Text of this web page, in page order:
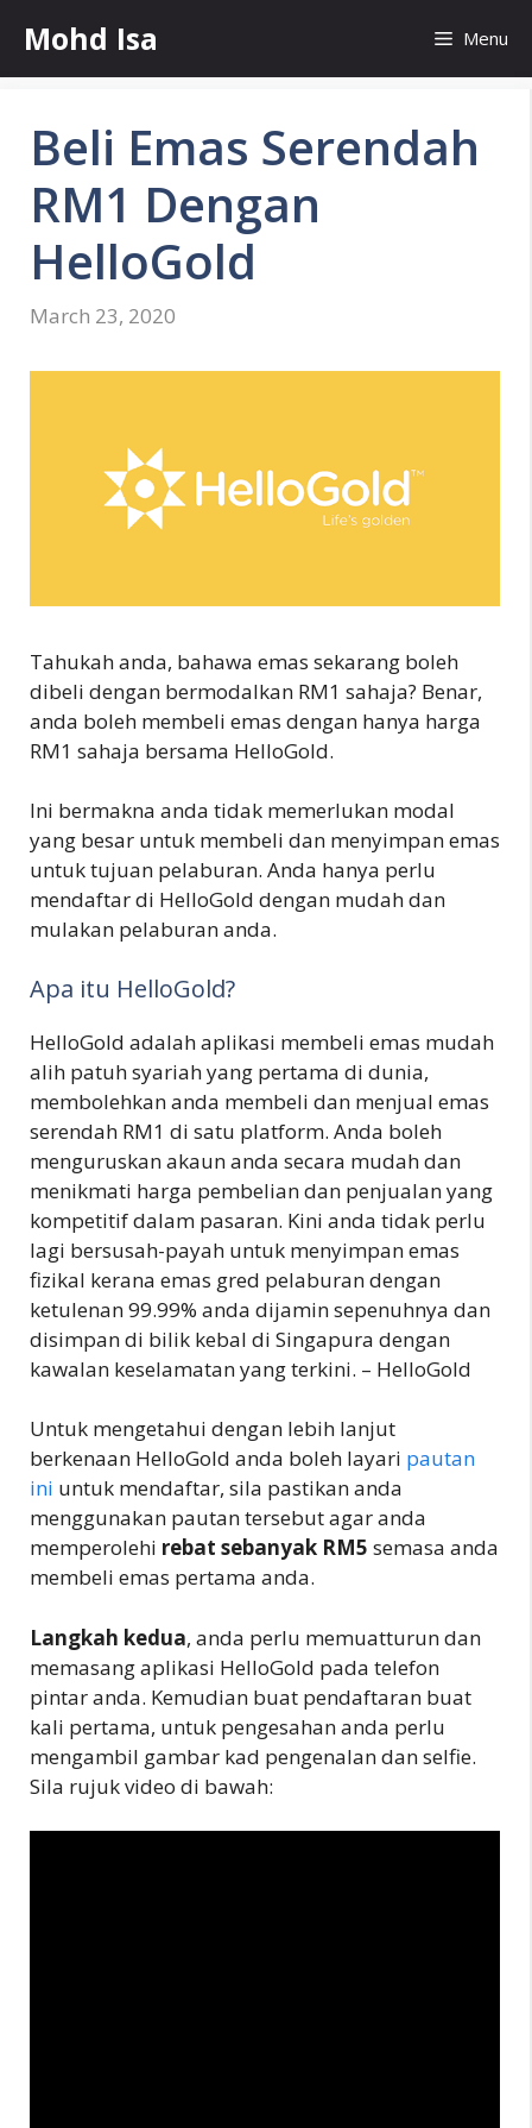
content
Mohd Isa Menu
Beli Emas Serendah
RM1 Dengan
HelloGold
March 23, 2020
Tahukah anda, bahawa emas sekarang boleh
dibeli dengan bermodalkan RM1 sahaja? Benar,
anda boleh membeli emas dengan hanya harga
RM1 sahaja bersama HelloGold.
Ini bermakna anda tidak memerlukan modal
yang besar untuk membeli dan menyimpan emas
untuk tujuan pelaburan. Anda hanya perlu
mendaftar di HelloGold dengan mudah dan
mulakan pelaburan anda.
Apa itu HelloGold?
HelloGold adalah aplikasi membeli emas mudah
alih patuh syariah yang pertama di dunia,
membolehkan anda membeli dan menjual emas
serendah RM1 di satu platform. Anda boleh
menguruskan akaun anda secara mudah dan
menikmati harga pembelian dan penjualan yang
kompetitif dalam pasaran. Kini anda tidak perlu
lagi bersusah-payah untuk menyimpan emas
fizikal kerana emas gred pelaburan dengan
ketulenan 99.99% anda dijamin sepenuhnya dan
disimpan di bilik kebal di Singapura dengan
kawalan keselamatan yang terkini. – HelloGold
Untuk mengetahui dengan lebih lanjut
berkenaan HelloGold anda boleh layari pautan
ini untuk mendaftar, sila pastikan anda
menggunakan pautan tersebut agar anda
memperolehi rebat sebanyak RM5 semasa anda
membeli emas pertama anda.
Langkah kedua, anda perlu memuatturun dan
memasang aplikasi HelloGold pada telefon
pintar anda. Kemudian buat pendaftaran buat
kali pertama, untuk pengesahan anda perlu
mengambil gambar kad pengenalan dan selfie.
Sila rujuk video di bawah: